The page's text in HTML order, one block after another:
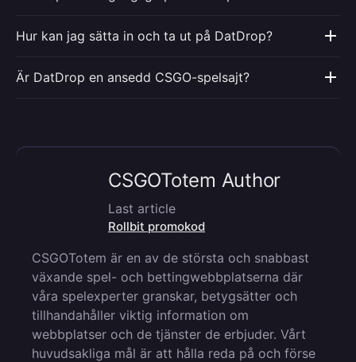
Hur kan jag sätta in och ta ut på DatDrop?
Är DatDrop en ansedd CSGO-spelsajt?
CSGOTotem Author
Last article
Rollbit promokod
CSGOTotem är en av de största och snabbast
växande spel- och bettingwebbplatserna där
våra spelexperter granskar, betygsätter och
tillhandahåller viktig information om
webbplatser och de tjänster de erbjuder. Vårt
huvudsakliga mål är att hålla reda på och förse